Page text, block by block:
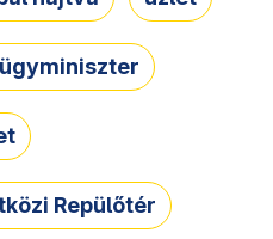
Repülőtér